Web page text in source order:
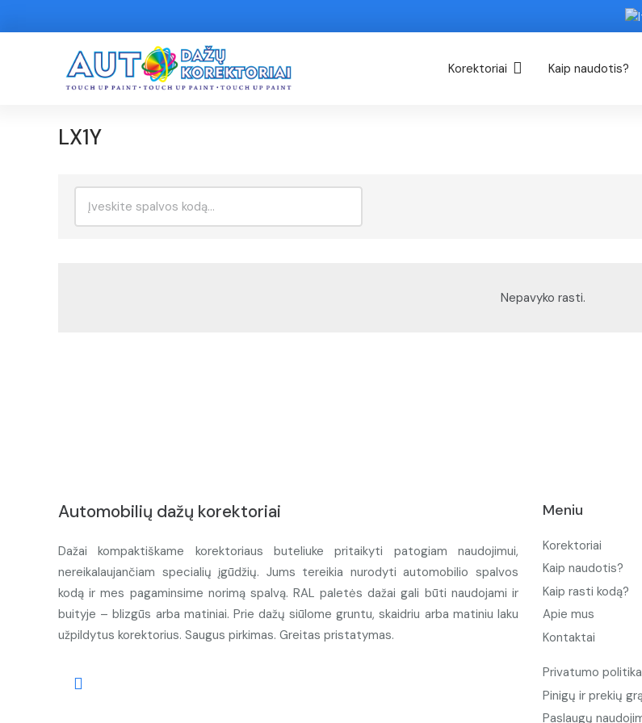
Korektoriai Kaip naudotis?
LX1Y
Nepavyko rasti.
Automobilių dažų korektoriai
Dažai kompaktiškame korektoriaus buteliuke pritaikyti patogiam naudojimui,
nereikalaujančiam specialių įgūdžių. Jums tereikia nurodyti automobilio spalvos
kodą ir mes pagaminsime norimą spalvą. RAL paletės dažai gali būti naudojami ir
buityje – blizgūs arba matiniai. Prie dažų siūlome gruntu, skaidriu arba matiniu laku
užpildytus korektorius. Saugus pirkimas. Greitas pristatymas.
Meniu
Korektoriai
Kaip naudotis?
Kaip rasti kodą?
Apie mus
Kontaktai
Privatumo politika
Pinigų ir prekių
Paslaugų